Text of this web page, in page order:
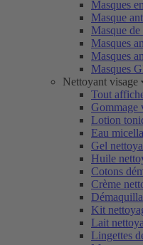
Masques
Masque
Masque
Masques
Masques
Masques
Nettoyant visage
Tout
Gommage
Lotion
Eau
Gel
Huile
Cotons
Crème
Kit
Lait
Lingettes